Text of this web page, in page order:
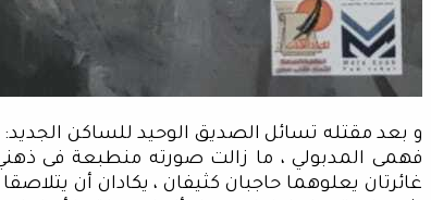
و بعد مقتله تسائل الصديق الوحيد للساكن
فهمى المدبولي ، ما زالت صورته منطبعة فى
غائرتان يعلوهما حاجبان كثيفان ، يكادان أن